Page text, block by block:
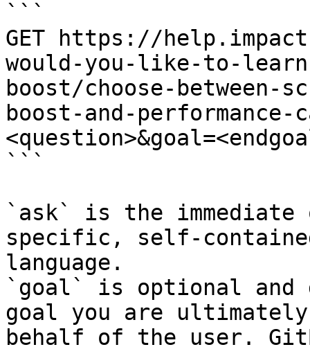
```
GET https://
would-you-like-to-
boost/choose-between-
boost-and-performance-
```
`ask` is the
specific, self-
language.
`goal` is optional and
goal you are
behalf of the user.